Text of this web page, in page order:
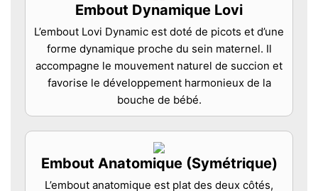
Embout Dynamique Lovi
L’embout Lovi Dynamic est doté de picots et d’une
forme dynamique proche du sein maternel. Il
accompagne le mouvement naturel de succion et
favorise le développement harmonieux de la
bouche de bébé.
Embout Anatomique (Symétrique)
L’embout anatomique est plat des deux côtés,